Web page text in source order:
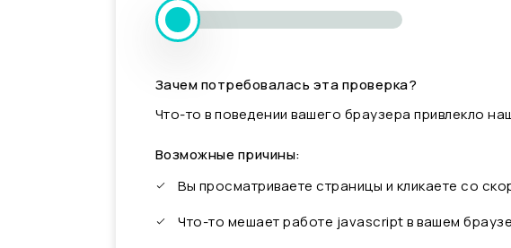
Зачем потребовалась эта проверка?
Что-то в поведении вашего браузера привлекло
Возможные причины:
Вы просматриваете страницы и кликаете со
Что-то мешает работе javascript в вашем